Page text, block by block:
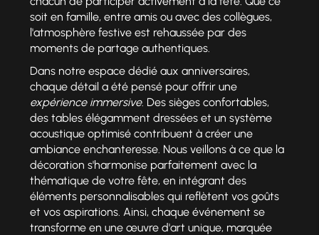
soit en famille, entre amis ou avec des collègues,
l'atmosphère festive est rehaussée par des
moments de partage authentiques.
Dans notre espace dédié aux anniversaires,
chaque détail a été pensé pour offrir une
expérience immersive. Des sièges confortables,
des tables élégamment dressées et un système
acoustique optimisé contribuent à créer une
ambiance enchanteresse. Nous veillons à ce que la
décoration s'harmonise parfaitement avec la
thématique de votre fête, en intégrant des
éléments personnalisables qui reflètent vos goûts
et vos aspirations. Ainsi, chaque événement se
transforme en une œuvre d'art unique, marquée